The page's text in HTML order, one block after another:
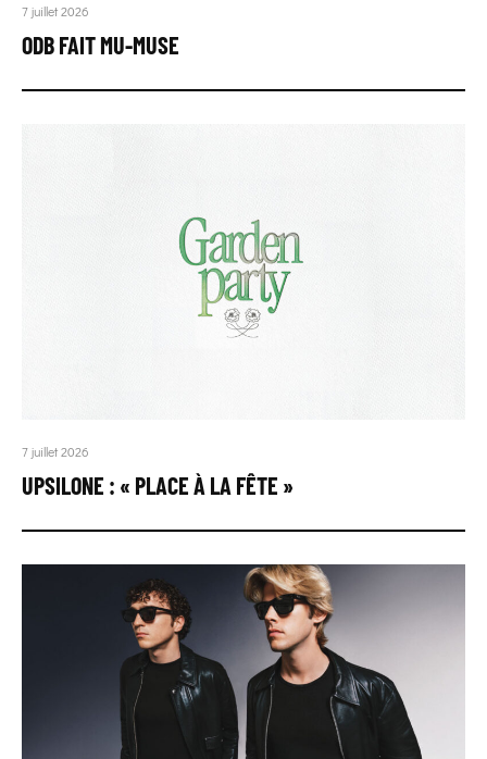
7 juillet 2026
ODB FAIT MU-MUSE
7 juillet 2026
UPSILONE : « PLACE À LA FÊTE »